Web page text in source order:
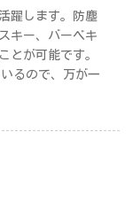
躍します。防塵
キー、バーベキ
とが可能です。
るので、万が一